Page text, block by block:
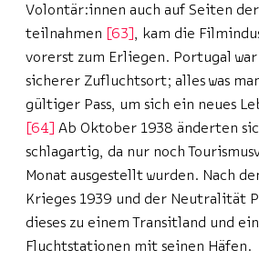
Volontär:innen auch auf Seiten
teilnahmen
63 , kam die
vorerst zum Erliegen. Portugal
sicherer Zufluchtsort; alles was
gültiger Pass, um sich ein neues
64
Ab Oktober 1938 änderten
schlagartig, da nur noch
Monat ausgestellt wurden. Nach
Krieges 1939 und der Neutralität
dieses zu einem Transitland und
Fluchtstationen mit seinen Häfen.